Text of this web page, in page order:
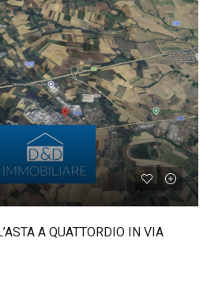
A QUATTORDIO IN VIA